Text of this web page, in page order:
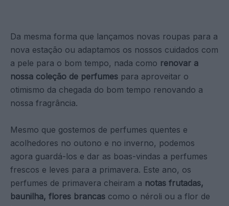
Da mesma forma que lançamos novas roupas para a
nova estação ou adaptamos os nossos cuidados com
a pele para o bom tempo, nada como renovar a
nossa coleção de perfumes para aproveitar o
otimismo da chegada do bom tempo renovando a
nossa fragrância.
Mesmo que gostemos de perfumes quentes e
acolhedores no outono e no inverno, podemos
agora guardá-los e dar as boas-vindas a perfumes
frescos e leves para a primavera. Este ano, os
perfumes de primavera cheiram a notas frutadas,
baunilha, flores brancas como o néroli ou a flor de